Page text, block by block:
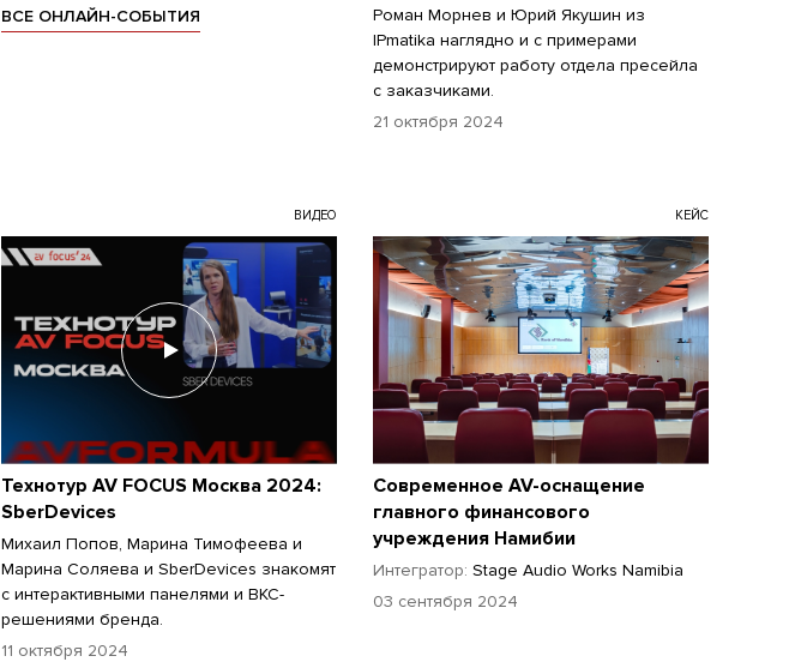
Роман Морнев и Юрий Якушин из
IPmatika наглядно и с примерами
демонстрируют работу отдела пресейла
с заказчиками.
21 октября 2024
ВИДЕО
Технотур AV FOCUS Москва 2024:
SberDevices
Михаил Попов, Марина Тимофеева и
Марина Соляева и SberDevices знакомят
с интерактивными панелями и ВКС-
решениями бренда.
11 октября 2024
КЕЙС
Современное AV-оснащение
главного финансового
учреждения Намибии
Интегратор: Stage Audio Works Namibia
03 сентября 2024
ВСЕ ОНЛАЙН-СОБЫТИЯ